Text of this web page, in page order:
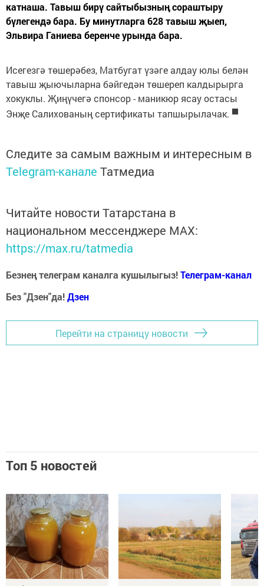
катнаша. Тавыш бирү сайтыбызның сораштыру
бүлегендә бара. Бу минутларга 628 тавыш җыеп,
Эльвира Ганиева беренче урында бара.
Исегезгә төшерәбез, Матбугат үзәге алдау юлы белән
тавыш җыючыларна бәйгедән төшереп калдырырга
хокуклы. Җиңүчегә спонсор - маникюр ясау остасы
Энҗе Салихованың сертификаты тапшырылачак.
Следите за самым важным и интересным в
Telegram-канале Татмедиа
Читайте новости Татарстана в
национальном мессенджере MАХ:
https://max.ru/tatmedia
Безнең телеграм каналга кушылыгыз!Телеграм-канал
Без "Дзен"да!Дзен
Перейти на страницу новости
Топ 5 новостей